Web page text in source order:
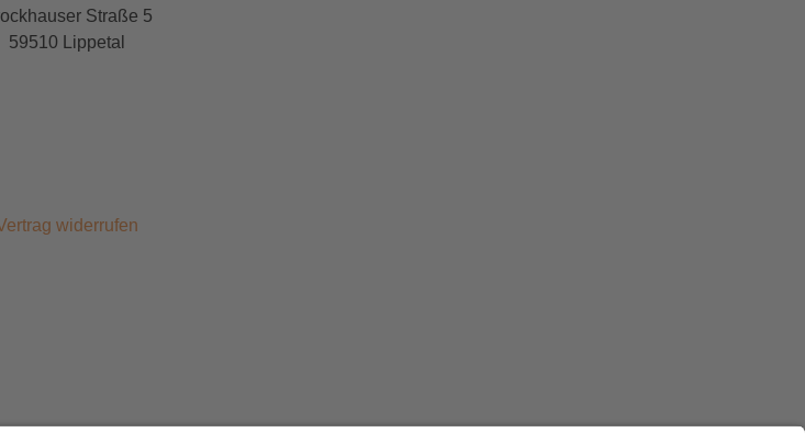
Straße 5
59510 Lippetal
widerrufen